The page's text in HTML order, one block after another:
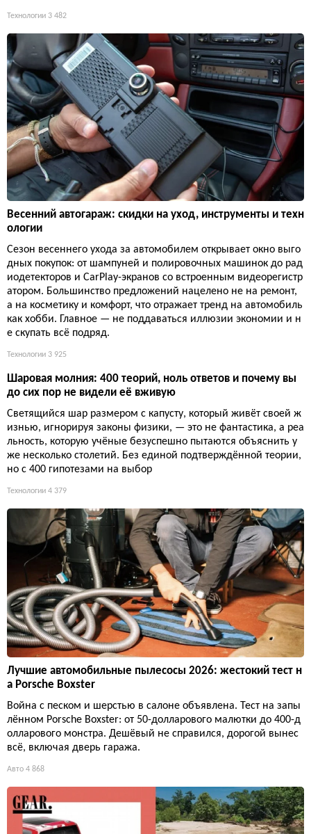
Технологии 3 482
Весенний автогараж: скидки на уход, инструменты и техн
ологии
Сезон весеннего ухода за автомобилем открывает окно выго
дных покупок: от шампуней и полировочных машинок до рад
иодетекторов и CarPlay-экранов со встроенным видеорегистр
атором. Большинство предложений нацелено не на ремонт,
а на косметику и комфорт, что отражает тренд на автомобиль
как хобби. Главное — не поддаваться иллюзии экономии и н
е скупать всё подряд.
Технологии 3 925
Шаровая молния: 400 теорий, ноль ответов и почему вы
до сих пор не видели её вживую
Светящийся шар размером с капусту, который живёт своей ж
изнью, игнорируя законы физики, — это не фантастика, а реа
льность, которую учёные безуспешно пытаются объяснить у
же несколько столетий. Без единой подтверждённой теории,
но с 400 гипотезами на выбор
Технологии 4 379
Лучшие автомобильные пылесосы 2026: жестокий тест н
а Porsche Boxster
Война с песком и шерстью в салоне объявлена. Тест на запы
лённом Porsche Boxster: от 50-долларового малютки до 400-д
олларового монстра. Дешёвый не справился, дорогой вынес
всё, включая дверь гаража.
Авто 4 868